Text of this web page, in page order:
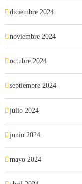
diciembre 2024
noviembre 2024
octubre 2024
septiembre 2024
julio 2024
junio 2024
mayo 2024